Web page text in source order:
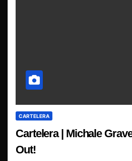
CARTELERA
Cartelera | Michale
Out!